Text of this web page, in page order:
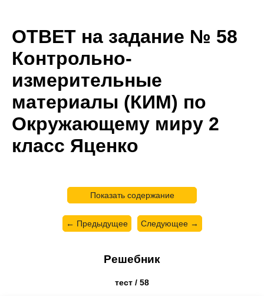
ОТВЕТ на задание № 58
Контрольно-
измерительные
материалы (КИМ) по
Окружающему миру 2
класс Яценко
Показать содержание
← Предыдущее Следующее →
Решебник
тест / 58